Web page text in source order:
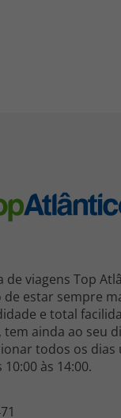
de viagens Top
de estar sempre
e total
tem ainda ao seu
todos os dias
às 14:00.